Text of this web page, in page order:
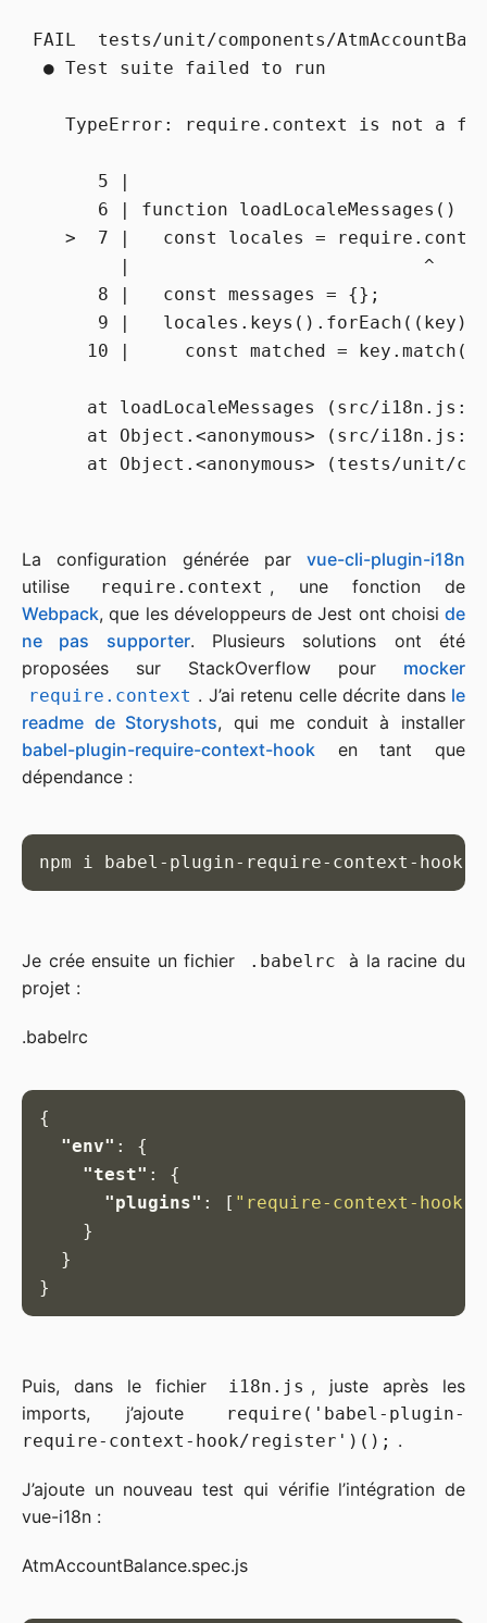
FAIL  tests/unit/components/
● Test suite failed to run
TypeError: require.context is not a
      5 |
      6 | function loadLocaleMessages() {
>  7 |   const locales =
        |                           ^
      8 |   const messages = {};
9 |   locales.keys().forEach((key)
10 |     const matched =
at loadLocaleMessages (src/
at Object.<anonymous> (src/
at Object.<anonymous> (tests/unit/
La configuration générée par vue-cli-plugin-i18n
utilise
require.context , une fonction de
Webpack, que les développeurs de Jest ont choisi de
ne pas supporter. Plusieurs solutions ont été
proposées sur StackOverflow pour mocker
require.context . J’ai retenu celle décrite dans le
readme de Storyshots, qui me conduit à installer
babel-plugin-require-context-hook en tant que
dépendance :
npm i babel-plugin-require-context-hook
Je crée ensuite un fichier .babelrc
à la racine du
projet :
.babelrc
{
"env" :
{
"test" :
{
"plugins" : [ "require-context-hook"
}
}
}
Puis, dans le fichier i18n.js , juste après les
imports, j’ajoute
require('babel-plugin-
require-context-hook/register')(); .
J’ajoute un nouveau test qui vérifie l’intégration de
vue-i18n :
AtmAccountBalance.spec.js